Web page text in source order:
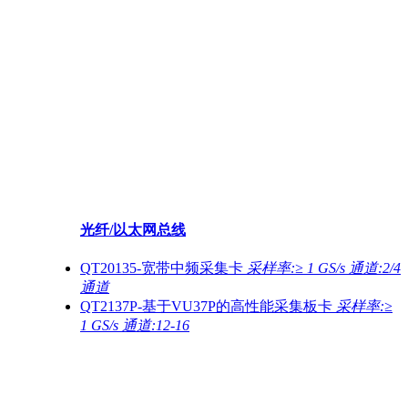
光纤/以太网总线
QT20135-宽带中频采集卡 采样率:≥ 1 GS/s 通道:2/4
通道
QT2137P-基于VU37P的高性能采集板卡 采样率:≥
1 GS/s 通道:12-16